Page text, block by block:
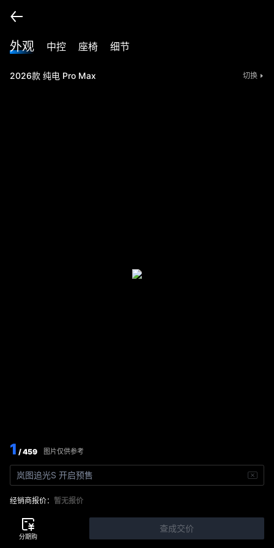
外观 中控 座椅 细节
2026款 纯电 Pro Max 切换
1 / 459 图片仅供参考
岚图追光S 开启预售
经销商报价： 暂无报价
查成交价